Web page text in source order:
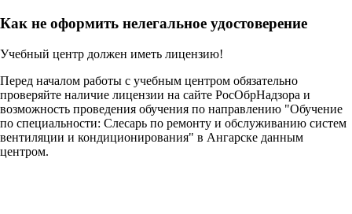
Как не оформить нелегальное удостоверение
Учебный центр должен иметь лицензию!
Перед началом работы с учебным центром обязательно
проверяйте наличие лицензии на сайте РосОбрНадзора и
возможность проведения обучения по направлению "Обучение
по специальности: Слесарь по ремонту и обслуживанию систем
вентиляции и кондиционирования" в Ангарске данным
центром.